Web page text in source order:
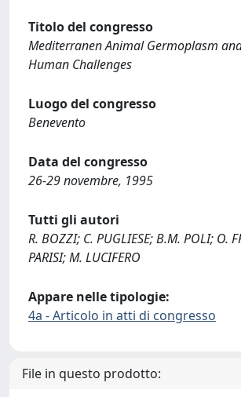
Titolo del congresso
Mediterranen Animal Germoplasm
Human Challenges
Luogo del congresso
Benevento
Data del congresso
26-29 novembre, 1995
Tutti gli autori
R. BOZZI; C. PUGLIESE; B.M. POLI; O.
PARISI; M. LUCIFERO
Appare nelle tipologie:
4a - Articolo in atti di congresso
File in questo prodotto: